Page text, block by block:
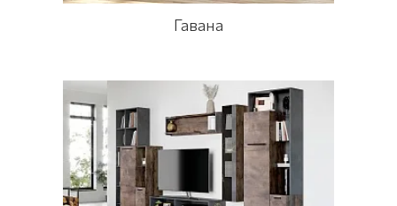
Гавана